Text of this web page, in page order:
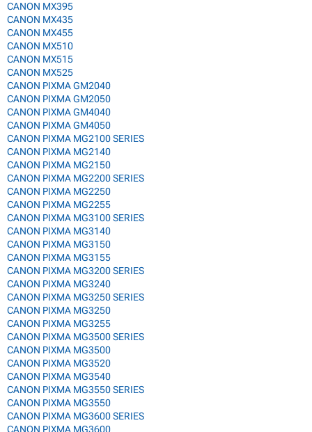
CANON MX395
CANON MX435
CANON MX455
CANON MX510
CANON MX515
CANON MX525
CANON PIXMA GM2040
CANON PIXMA GM2050
CANON PIXMA GM4040
CANON PIXMA GM4050
CANON PIXMA MG2100 SERIES
CANON PIXMA MG2140
CANON PIXMA MG2150
CANON PIXMA MG2200 SERIES
CANON PIXMA MG2250
CANON PIXMA MG2255
CANON PIXMA MG3100 SERIES
CANON PIXMA MG3140
CANON PIXMA MG3150
CANON PIXMA MG3155
CANON PIXMA MG3200 SERIES
CANON PIXMA MG3240
CANON PIXMA MG3250 SERIES
CANON PIXMA MG3250
CANON PIXMA MG3255
CANON PIXMA MG3500 SERIES
CANON PIXMA MG3500
CANON PIXMA MG3520
CANON PIXMA MG3540
CANON PIXMA MG3550 SERIES
CANON PIXMA MG3550
CANON PIXMA MG3600 SERIES
CANON PIXMA MG3600